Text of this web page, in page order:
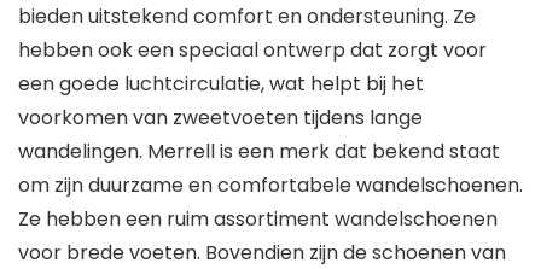
bieden uitstekend comfort en ondersteuning. Ze
hebben ook een speciaal ontwerp dat zorgt voor
een goede luchtcirculatie, wat helpt bij het
voorkomen van zweetvoeten tijdens lange
wandelingen. Merrell is een merk dat bekend staat
om zijn duurzame en comfortabele wandelschoenen.
Ze hebben een ruim assortiment wandelschoenen
voor brede voeten. Bovendien zijn de schoenen van